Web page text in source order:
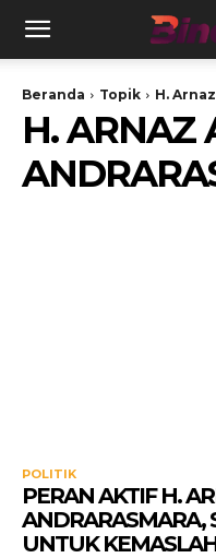
Beranda Topik H.
H. ARNAZ
POLITIK
PERAN AKTIF H.
ANDRARASMARA,
UNTUK